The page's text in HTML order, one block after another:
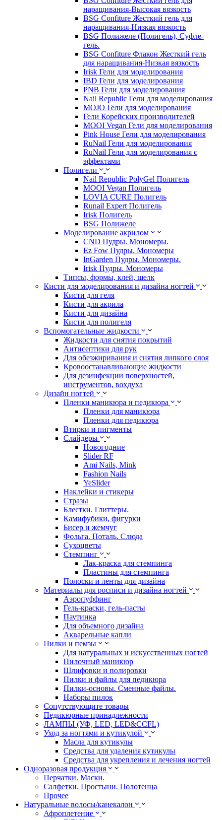
наращивания-Высокая вязкость
BSG Confiture Жесткий гель для
наращивания-Низкая вязкость
BSG Полижеле (Полигель), Суфле-
гель.
BSG Confiture Флакон Жесткий гель
для наращивания-Низкая вязкость
Irisk Гели для моделирования
IBD Гели для моделирования
PNB Гели для моделирования
Nail Republic Гели для моделирования
MOJO Гели для моделирования
Гели Корейских производителей
MOOI Vegan Гели для моделирования
Pink House Гели для моделирования
RuNail Гели для моделирования
RuNail Гели для моделирования с
эффектами
Полигели
Nail Republic PolyGel Полигель
MOOI Vegan Полигель
LOVIA CURE Полигель
Runail Expert Полигель
Irisk Полигель
BSG Полижеле
Моделирование акрилом
CND Пудры. Мономеры.
Ez Fow Пудры. Мономеры
InGarden Пудры. Мономеры.
Irisk Пудры. Мономеры
Типсы, формы, клей, шелк
Кисти для моделирования и дизайна ногтей
Кисти для геля
Кисти для акрила
Кисти для дизайна
Кисти для полигеля
Вспомогательные жидкости
Жидкости для снятия покрытий
Антисептики для рук
Для обезжиривания и снятия липкого слоя
Кровоостанавливающие жидкости
Для дезинфекции поверхностей,
инструментов, вохдуха
Дизайн ногтей
Пленки маникюра и педикюра
Пленки для маникюра
Пленки для педикюра
Втирки и пигменты
Слайдеры
Новогодние
Slider RF
Ami Nails, Mink
Fashion Nails
YeSlider
Наклейки и стикеры
Стразы
Блестки. Глиттеры.
Камифубики, фигурки
Бисер и жемчуг
Фольга. Поталь. Слюда
Сухоцветы
Стемпинг
Лак-краска для стемпинга
Пластины для стемпинга
Полоски и ленты для дизайна
Материалы для росписи и дизайна ногтей
Аэропуффинг
Гель-краски, гель-пасты
Паутинка
Для объемного дизайна
Акварельные капли
Пилки и пемзы
Для натуральных и искусственных ногтей
Пилочный маникюр
Шлифовки и полировки
Пилки и файлы для педикюра
Пилки-основы. Сменные файлы.
Наборы пилок
Сопутствующите товары
Педикюрные принадлежности
ЛАМПЫ (УФ, LED, LED&CCFL)
Уход за ногтями и кутикулой
Масла для кутикулы
Средства для удаления кутикулы
Средства для укрепления и лечения ногтей
Одноразовая продукция
Перчатки. Маски.
Салфетки. Простыни. Полотенца
Прочее
Натуральные волосы/канекалон
Афроплетение